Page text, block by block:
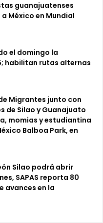
guanajuatenses
México en Mundial
el domingo la
habilitan rutas alternas
Migrantes junto con
de Silao y Guanajuato
momias y estudiantina
Balboa Park, en
Silao podrá abrir
SAPAS reporta 80
avances en la